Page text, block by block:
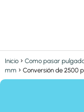
Inicio
Como pasar
mm
Conversión de 2500